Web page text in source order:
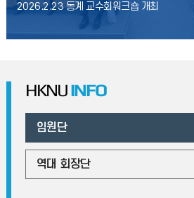
2026.2.23 동계 교수회워크숍 개최
HKNUINFO
임원단
역대 회장단